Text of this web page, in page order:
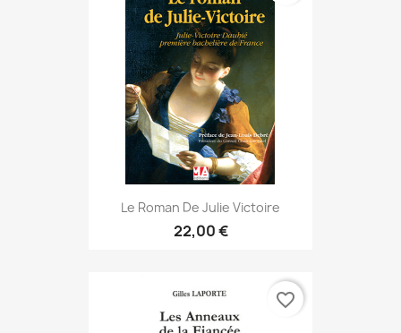
Le Roman De Julie Victoire
22,00 €
favorite_border